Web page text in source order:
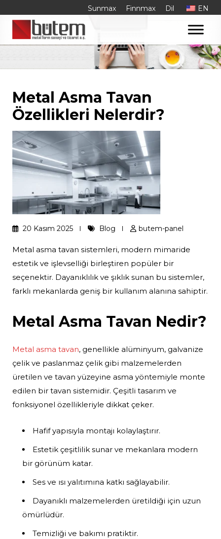
content
Sunmax Finnmax Dil EN
asma tavan
özellikleri
Metal Asma Tavan
Özellikleri Nelerdir?
20 Kasım 2025 Blog butem-panel
Metal asma tavan sistemleri, modern mimaride
estetik ve işlevselliği birleştiren popüler bir
seçenektir. Dayanıklılık ve şıklık sunan bu sistemler,
farklı mekanlarda geniş bir kullanım alanına sahiptir.
Metal Asma Tavan Nedir?
Metal asma tavan, genellikle alüminyum, galvanize
çelik ve paslanmaz çelik gibi malzemelerden
üretilen ve tavan yüzeyine asma yöntemiyle monte
edilen bir tavan sistemidir. Çeşitli tasarım ve
fonksiyonel özellikleriyle dikkat çeker.
Hafif yapısıyla montajı kolaylaştırır.
Estetik çeşitlilik sunar ve mekanlara modern
bir görünüm katar.
Ses ve ısı yalıtımına katkı sağlayabilir.
Dayanıklı malzemelerden üretildiği için uzun
ömürlüdür.
Temizliği ve bakımı pratiktir.